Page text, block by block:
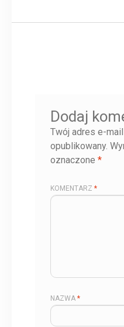
Dodaj
Twój adres e-
opublikowany.
oznaczone *
KOMENTARZ *
NAZWA *